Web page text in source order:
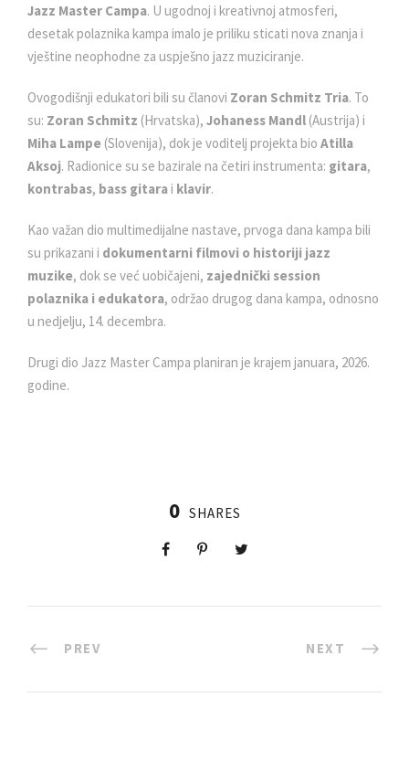
Jazz Master Campa. U ugodnoj i kreativnoj atmosferi,
desetak polaznika kampa imalo je priliku sticati nova znanja i
vještine neophodne za uspješno jazz muziciranje.
Ovogodišnji edukatori bili su članovi Zoran Schmitz Tria. To
su: Zoran Schmitz (Hrvatska), Johaness Mandl (Austrija) i
Miha Lampe (Slovenija), dok je voditelj projekta bio Atilla
Aksoj. Radionice su se bazirale na četiri instrumenta: gitara,
kontrabas, bass gitarai klavir.
Kao važan dio multimedijalne nastave, prvoga dana kampa bili
su prikazani i dokumentarni filmovi o historiji jazz
muzike, dok se već uobičajeni, zajednički session
polaznika i edukatora, održao drugog dana kampa, odnosno
u nedjelju, 14. decembra.
Drugi dio Jazz Master Campa planiran je krajem januara, 2026.
godine.
0 SHARES
PREV NEXT